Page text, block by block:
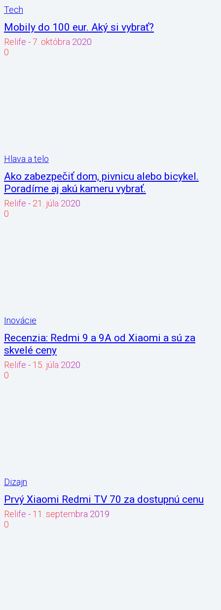
Tech
Mobily do 100 eur. Aký si vybrať?
Relife -7. októbra 2020
0
Hlava a telo
Ako zabezpečiť dom, pivnicu alebo bicykel.
Poradíme aj akú kameru vybrať.
Relife - 21. júla 2020
0
Inovácie
Recenzia: Redmi 9 a 9A od Xiaomi a sú za
skvelé ceny
Relife - 15. júla 2020
0
Dizajn
Prvý Xiaomi Redmi TV 70 za dostupnú cenu
Relife - 11. septembra 2019
0